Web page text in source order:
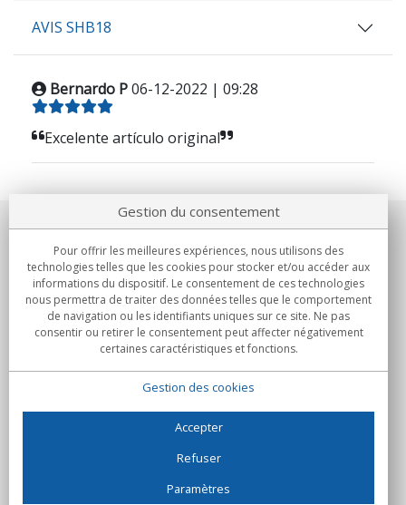
AVIS SHB18
Bernardo P06-12-2022 | 09:28
Excelente artículo original
Notre société
Engagements
Achats
C/Flassaders, 13, Nave 6, 08130 Santa Perpètua de Mogoda
Gestion du consentement
Pour offrir les meilleures expériences, nous utilisons des
technologies telles que les cookies pour stocker et/ou accéder aux
informations du dispositif. Le consentement de ces technologies
nous permettra de traiter des données telles que le comportement
de navigation ou les identifiants uniques sur ce site. Ne pas
consentir ou retirer le consentement peut affecter négativement
certaines caractéristiques et fonctions.
Gestion des cookies
Accepter
Refuser
Paramètres